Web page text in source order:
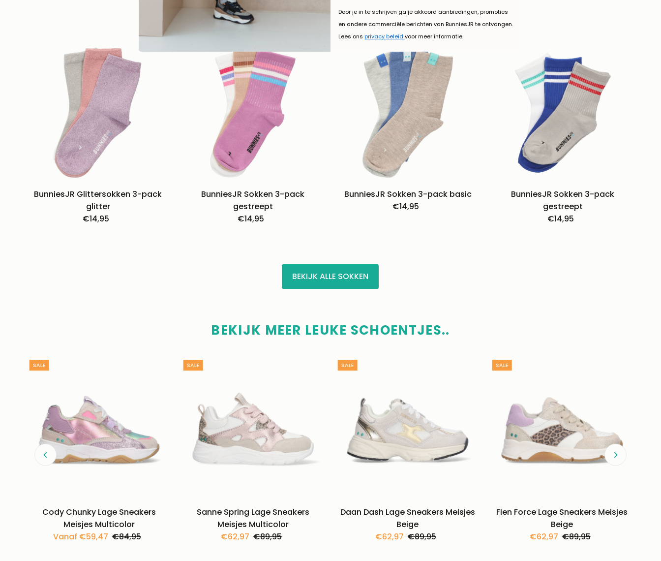
LEUKE SOKKEN OM TE MATCHEN..
BunniesJR Glittersokken 3-pack
glitter
Normale
€14,95
BunniesJR Sokken 3-pack
gestreept
Normale
€14,95
BunniesJR Sokken 3-pack basic
Normale
€14,95
BunniesJR Sokken 3-pack
gestreept
Normale
€14,95
BEKIJK ALLE SOKKEN
BEKIJK MEER LEUKE SCHOENTJES..
SALE
Cody Chunky Lage Sneakers
Meisjes Multicolor
Kortingsprijs
Vanaf €59,47 Normale
€84,95
SALE
Sanne Spring Lage Sneakers
Meisjes Multicolor
Kortingsprijs
€62,97 Normale
€89,95
SALE
Daan Dash Lage Sneakers Meisjes
Beige
Kortingsprijs
€62,97 Normale
€89,95
SALE
Fien Force Lage Sneakers Meisjes
Beige
Kortingsprijs
€62,97 Normale
€89,95
Door je in te schrijven ga je akkoord aanbiedingen, promoties
en andere commerciële berichten van BunniesJR te ontvangen.
Lees ons privacy beleid voor meer informatie.